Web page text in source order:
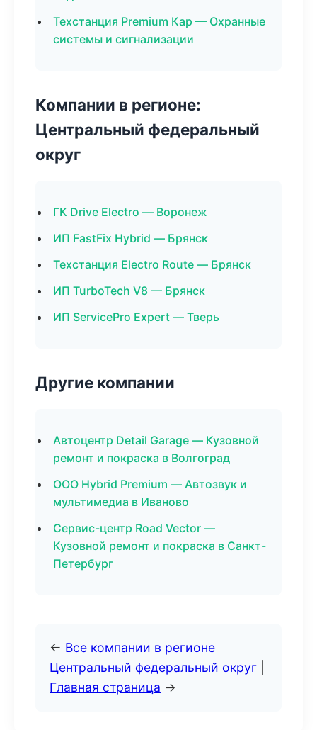
Техстанция Premium Кар — Охранные
системы и сигнализации
Компании в регионе:
Центральный федеральный
округ
ГК Drive Electro — Воронеж
ИП FastFix Hybrid — Брянск
Техстанция Electro Route — Брянск
ИП TurboTech V8 — Брянск
ИП ServicePro Expert — Тверь
Другие компании
Автоцентр Detail Garage — Кузовной
ремонт и покраска в Волгоград
ООО Hybrid Premium — Автозвук и
мультимедиа в Иваново
Сервис-центр Road Vector —
Кузовной ремонт и покраска в Санкт-
Петербург
← Все компании в регионе
Центральный федеральный округ
Главная страница →